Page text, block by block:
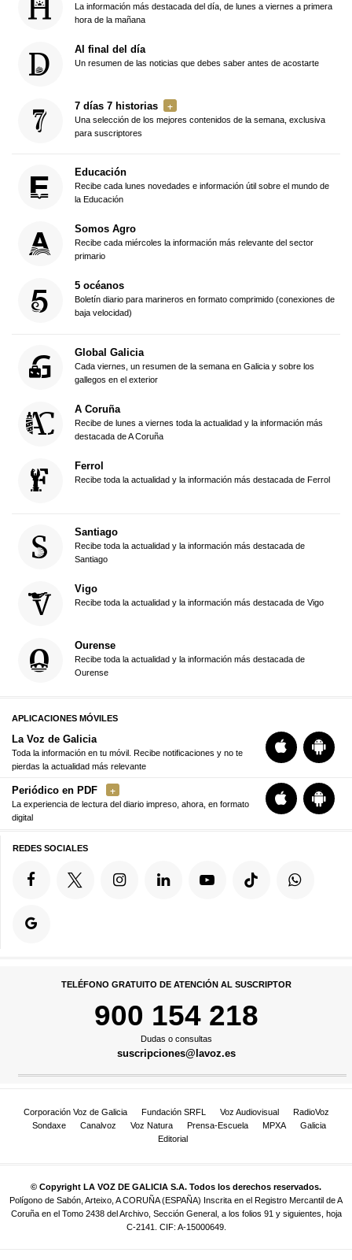
La información más destacada del día, de lunes a viernes a primera
hora de la mañana
Al final del día
Un resumen de las noticias que debes saber antes de acostarte
7 días 7 historias
Una selección de los mejores contenidos de la semana, exclusiva
para suscriptores
Educación
Recibe cada lunes novedades e información útil sobre el mundo de
la Educación
Somos Agro
Recibe cada miércoles la información más relevante del sector
primario
5 océanos
Boletín diario para marineros en formato comprimido (conexiones de
baja velocidad)
Global Galicia
Cada viernes, un resumen de la semana en Galicia y sobre los
gallegos en el exterior
A Coruña
Recibe de lunes a viernes toda la actualidad y la información más
destacada de A Coruña
Ferrol
Recibe toda la actualidad y la información más destacada de Ferrol
Santiago
Recibe toda la actualidad y la información más destacada de
Santiago
Vigo
Recibe toda la actualidad y la información más destacada de Vigo
Ourense
Recibe toda la actualidad y la información más destacada de
Ourense
APLICACIONES MÓVILES
La Voz de Galicia
Toda la información en tu móvil. Recibe notificaciones y no te
pierdas la actualidad más relevante
Periódico en PDF
La experiencia de lectura del diario impreso, ahora, en formato
digital
REDES SOCIALES
TELÉFONO GRATUITO DE ATENCIÓN AL SUSCRIPTOR
900 154 218
Dudas o consultas
suscripciones@lavoz.es
Corporación Voz de Galicia Fundación SRFL Voz Audiovisual
RadioVoz
Sondaxe
Canalvoz Voz Natura Prensa-Escuela MPXA
Galicia
Editorial
© Copyright LA VOZ DE GALICIA S.A. Todos los derechos reservados.
Polígono de Sabón, Arteixo, A CORUÑA (ESPAÑA) Inscrita en el Registro Mercantil de A
Coruña en el Tomo 2438 del Archivo, Sección General, a los folios 91 y siguientes, hoja
C-2141. CIF: A-15000649.